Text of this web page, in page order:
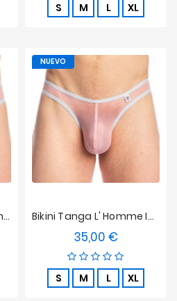
S M L XL
Slip Bellevue L'Homme Invisible - Kyoto Bikini Tanga L' Homme Invisible - Kyoto
35,00 €
S M L XL
NUEVO